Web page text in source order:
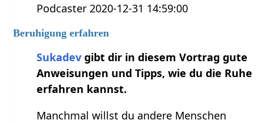
Podcaster 2020-12-31 14:59:00
Beruhigung erfahren
Sukadev gibt dir in diesem Vortrag gute
Anweisungen und Tipps, wie du die Ruhe
erfahren kannst.
Manchmal willst du andere Menschen